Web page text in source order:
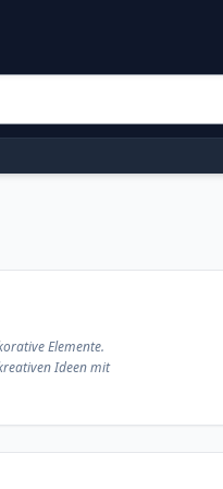
Elemente.
Ideen mit